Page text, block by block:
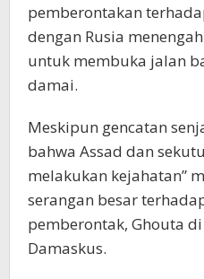
pemberontakan
dengan Rusia
untuk membuka jalan
damai.
Meskipun gencatan
bahwa Assad dan
melakukan kejahatan”
serangan besar
pemberontak, Ghouta
Damaskus.